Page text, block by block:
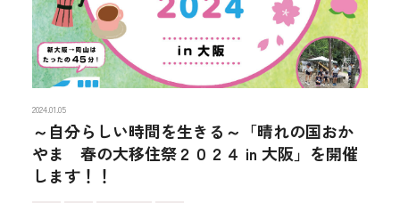
2024.01.05
～自分らしい時間を生きる～「晴れの国おか
やま 春の大移住祭２０２４ in 大阪」を開催
します！！